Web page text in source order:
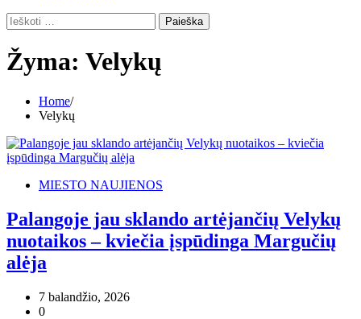
Ieškoti:
Žyma: Velykų
Home
Velykų
MIESTO NAUJIENOS
Palangoje jau sklando artėjančių Velykų
nuotaikos – kviečia įspūdinga Margučių
alėja
7 balandžio, 2026
0